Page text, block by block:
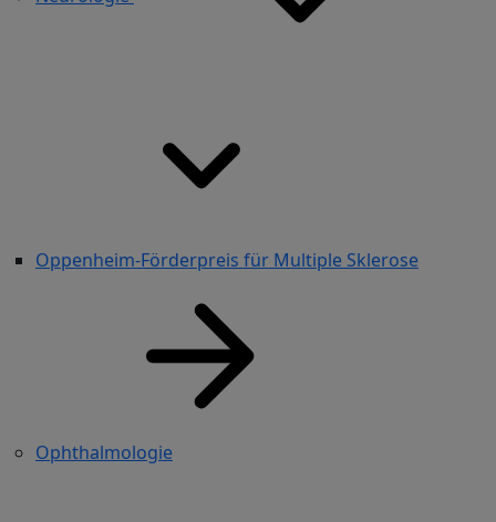
Oppenheim-Förderpreis für Multiple Sklerose
Ophthalmologie